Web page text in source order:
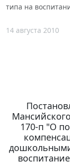
типа на
14 августа 2010
170-п "О